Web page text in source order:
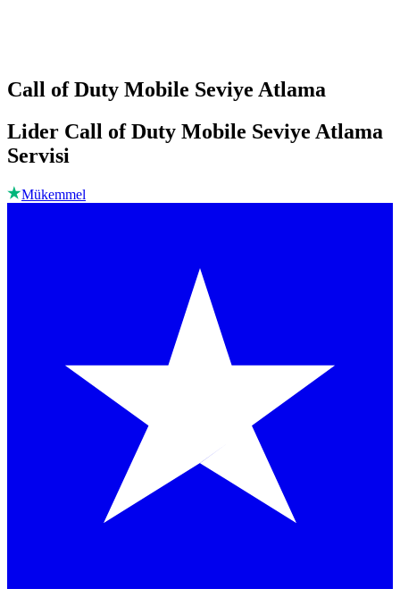
Call of Duty Mobile Seviye Atlama
Lider Call of Duty Mobile Seviye Atlama
Servisi
Mükemmel